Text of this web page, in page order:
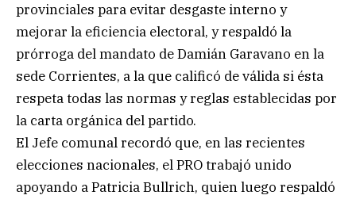
provinciales para evitar desgaste interno y
mejorar la eficiencia electoral, y respaldó la
prórroga del mandato de Damián Garavano en la
sede Corrientes, a la que calificó de válida si ésta
respeta todas las normas y reglas establecidas por
la carta orgánica del partido.
El Jefe comunal recordó que, en las recientes
elecciones nacionales, el PRO trabajó unido
apoyando a Patricia Bullrich, quien luego respaldó